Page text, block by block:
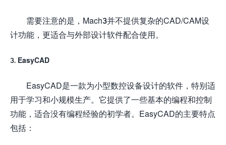
需要注意的是，Mach3并不提供复杂的CAD/CAM设
计功能，更适合与外部设计软件配合使用。
3. EasyCAD
EasyCAD是一款为小型数控设备设计的软件，特别适
用于学习和小规模生产。它提供了一些基本的编程和控制
功能，适合没有编程经验的初学者。EasyCAD的主要特点
包括：